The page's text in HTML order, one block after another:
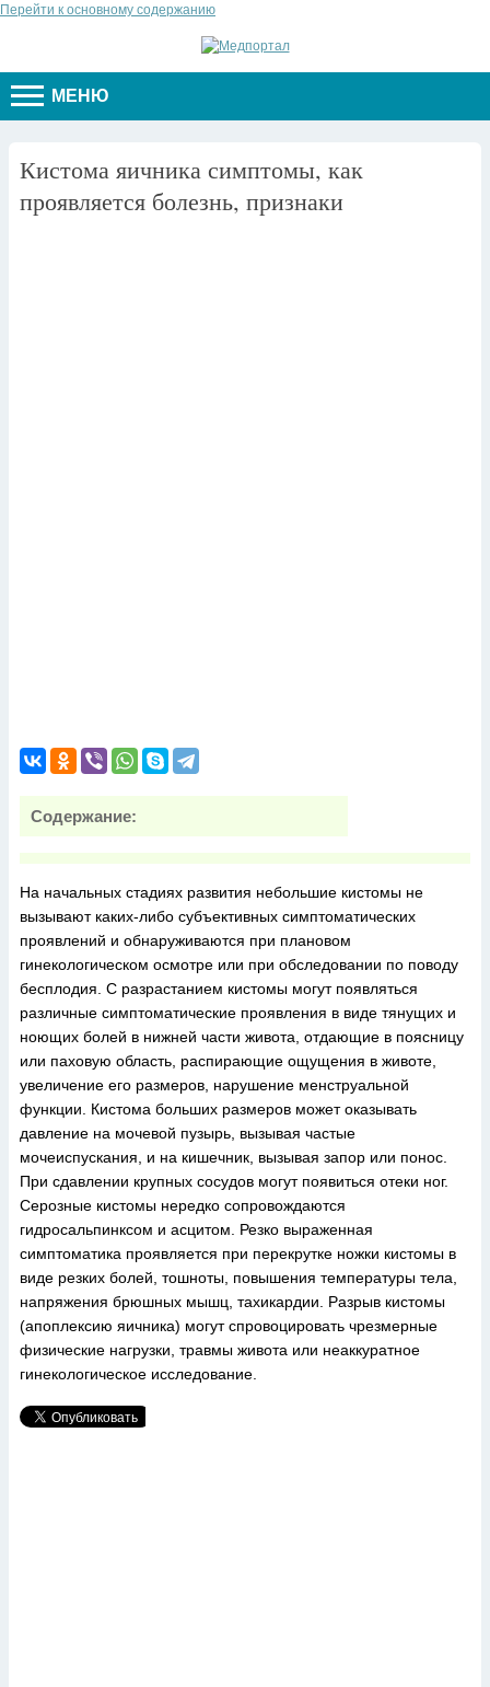
Перейти к основному содержанию
МЕНЮ
Кистома яичника симптомы, как
проявляется болезнь, признаки
Содержание:
На начальных стадиях развития небольшие кистомы не
вызывают каких-либо субъективных симптоматических
проявлений и обнаруживаются при плановом
гинекологическом осмотре или при обследовании по поводу
бесплодия. С разрастанием кистомы могут появляться
различные симптоматические проявления в виде тянущих и
ноющих болей в нижней части живота, отдающие в поясницу
или паховую область, распирающие ощущения в животе,
увеличение его размеров, нарушение менструальной
функции. Кистома больших размеров может оказывать
давление на мочевой пузырь, вызывая частые
мочеиспускания, и на кишечник, вызывая запор или понос.
При сдавлении крупных сосудов могут появиться отеки ног.
Серозные кистомы нередко сопровождаются
гидросальпинксом и асцитом. Резко выраженная
симптоматика проявляется при перекрутке ножки кистомы в
виде резких болей, тошноты, повышения температуры тела,
напряжения брюшных мышц, тахикардии. Разрыв кистомы
(апоплексию яичника) могут спровоцировать чрезмерные
физические нагрузки, травмы живота или неаккуратное
гинекологическое исследование.